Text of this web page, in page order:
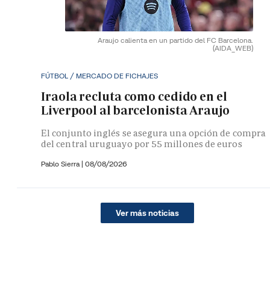
Araujo calienta en un partido del FC Barcelona.
(AIDA_WEB)
FÚTBOL / MERCADO DE FICHAJES
Iraola recluta como cedido en el
Liverpool al barcelonista Araujo
El conjunto inglés se asegura una opción de compra
del central uruguayo por 55 millones de euros
Pablo Sierra | 08/08/2026
Ver más noticias